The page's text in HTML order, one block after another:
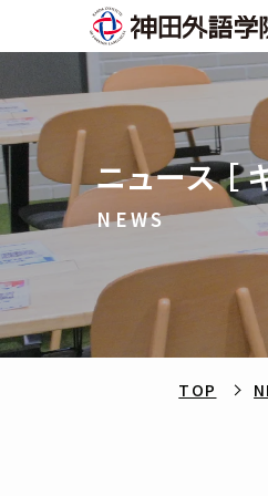
ニュース ［
NEWS
TOP